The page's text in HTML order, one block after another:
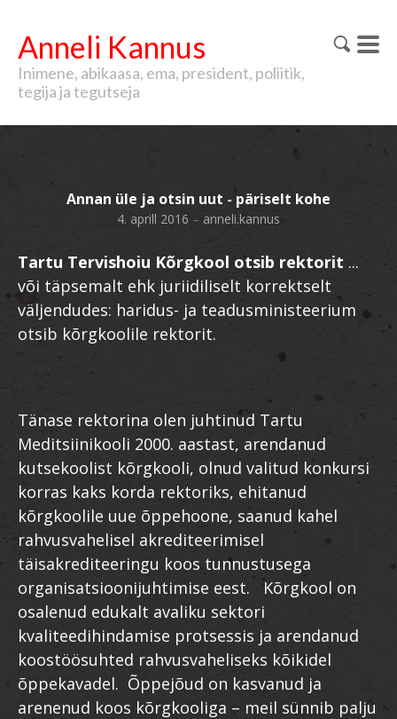
Anneli Kannus
Inimene, abikaasa, ema, president, poliitik,
tegija ja tegutseja
Annan üle ja otsin uut - päriselt kohe
4. aprill 2016 – anneli.kannus
Tartu Tervishoiu Kõrgkool otsib rektorit ...
või täpsemalt ehk juriidiliselt korrektselt
väljendudes: haridus- ja teadusministeerium
otsib kõrgkoolile rektorit.
Tänase rektorina olen juhtinud Tartu
Meditsiinikooli 2000. aastast, arendanud
kutsekoolist kõrgkooli, olnud valitud konkursi
korras kaks korda rektoriks, ehitanud
kõrgkoolile uue õppehoone, saanud kahel
rahvusvahelisel akrediteerimisel
täisakrediteeringu koos tunnustusega
organisatsioonijuhtimise eest. Kõrgkool on
osalenud edukalt avaliku sektori
kvaliteedihindamise protsessis ja arendanud
koostöösuhted rahvusvaheliseks kõikidel
õppekavadel. Õppejõud on kasvanud ja
arenenud koos kõrgkooliga – meil sünnib palju